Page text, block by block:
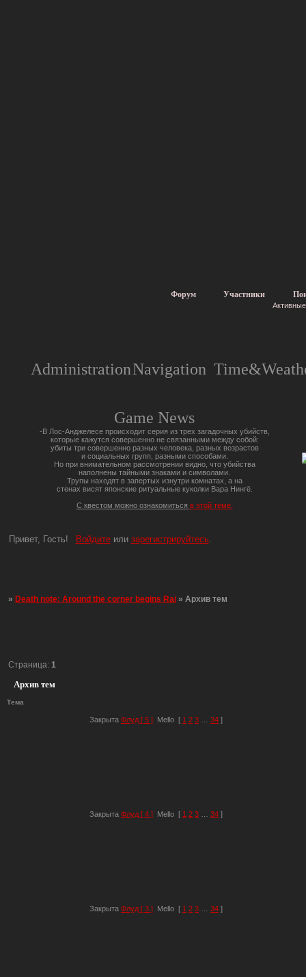
Форум Участники
AdministrationNavigation
Game News
-В Лос-Анджелесе происходит серия из трех загадочных убийств,
которые кажутся совершенно не связанными между собой:
убиты три совершенно разных человека, разных возрастов
и социальных групп, разными способами.
Но при внимательном рассмотрении видно, что убийства
наполнены тайными знаками и символами.
Трупы находят в запертых изнутри комнатах, а на
стенах висят японские ритуальные куколки Вара Нингё.
С квестом можно ознакомиться в этой теме.
Привет, Гость! Войдитеили зарегистрируйтесь.
»Death note: Around the corner begins Rai »Архив тем
Архив тем
Страница: 1
Тема
Закрыта Флуд [ 5 ] Mello [ 1 2 3 34 ]
Закрыта Флуд [ 4 ] Mello [ 1 2 3 34 ]
Закрыта Флуд [ 3 ] Mello [ 1 2 3 34 ]